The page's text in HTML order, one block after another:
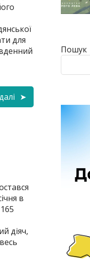
для
в
діяч,
Пошук